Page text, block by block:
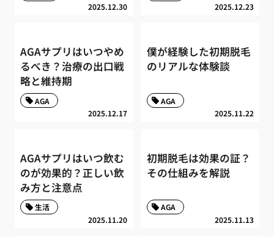
2025.12.30 2025.12.23
AGAサプリはいつやめ
るべき？治療の出口戦
略と維持期
2025.12.17
AGA
僕が経験した初期脱毛
のリアルな体験談
2025.11.22
AGA
AGAサプリはいつ飲む
のが効果的？正しい飲
み方と注意点
2025.11.20
生活
初期脱毛は効果の証？
その仕組みを解説
2025.11.13
AGA